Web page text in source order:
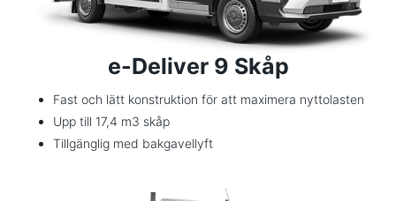
e-Deliver 9 Skåp
Fast och lätt konstruktion för att maximera nyttolasten
Upp till 17,4 m3 skåp
Tillgänglig med bakgavellyft